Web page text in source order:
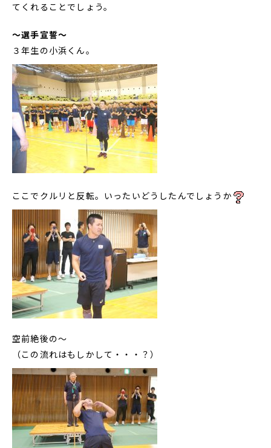
てくれることでしょう。
～選手宣誓～
３年生の小浜くん。
ここでクルリと反転。いったいどうしたんでしょうか
空前絶後の～
（この流れはもしかして・・・？）